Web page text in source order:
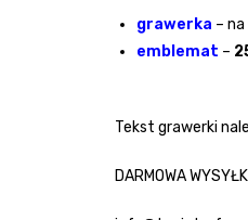
grawerka –
emblemat –
Tekst grawerki
DARMOWA